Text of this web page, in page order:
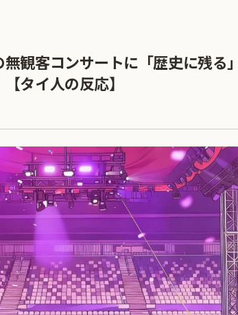
観客コンサートに「歴史に残る
タイ人の反応】